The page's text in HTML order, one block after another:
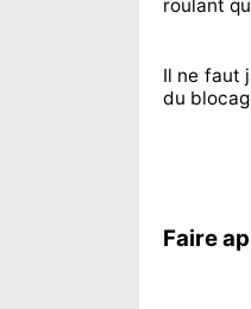
roulant
Il ne faut
du
Faire